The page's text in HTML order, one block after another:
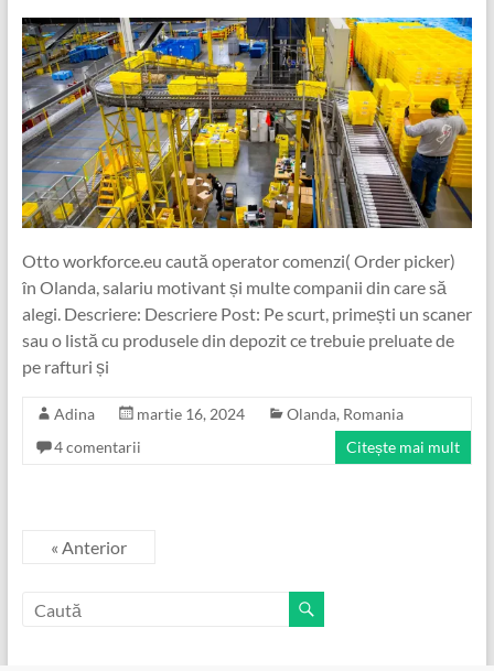
Otto workforce.eu caută operator comenzi( Order picker)
în Olanda, salariu motivant și multe companii din care să
alegi. Descriere: Descriere Post: Pe scurt, primești un scaner
sau o listă cu produsele din depozit ce trebuie preluate de
pe rafturi și
Adina martie 16, 2024 Olanda, Romania
4 comentarii
Citește mai mult
« Anterior